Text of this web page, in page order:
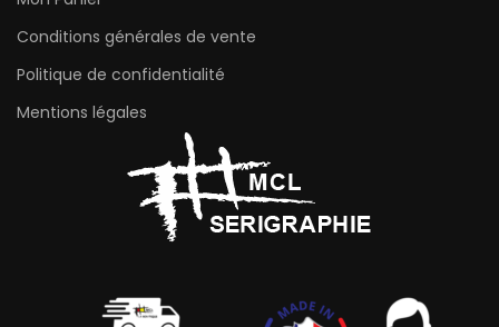
Conditions générales de vente
Politique de confidentialité
Mentions légales